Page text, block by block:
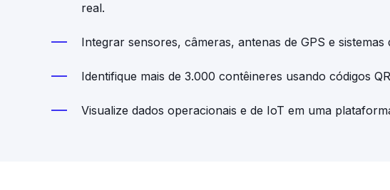
real.
Integrar sensores, câmeras, antenas de GPS e sistemas
Identifique mais de 3.000 contêineres usando códigos
Visualize dados operacionais e de IoT em uma